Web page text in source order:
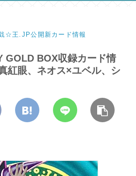
☆王.JP公開新カード情報
GOLD BOX収録カード情
紅眼、ネオス×ユベル、シ